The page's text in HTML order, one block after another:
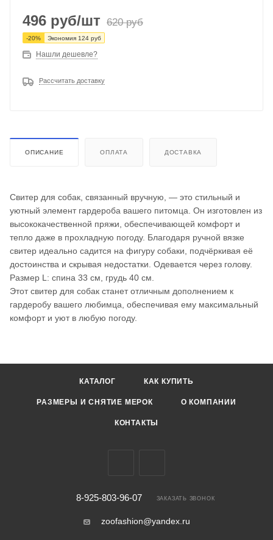
496 руб/шт 620руб
-20% Экономия 124 руб
Нашли дешевле?
Рассчитать доставку
ОПИСАНИЕ ОПЛАТА ДОСТАВКА
Свитер для собак, связанный вручную, — это стильный и
уютный элемент гардероба вашего питомца. Он изготовлен из
высококачественной пряжи, обеспечивающей комфорт и
тепло даже в прохладную погоду. Благодаря ручной вязке
свитер идеально садится на фигуру собаки, подчёркивая её
достоинства и скрывая недостатки. Одевается через голову.
Размер L: спина 33 см, грудь 40 см.
Этот свитер для собак станет отличным дополнением к
гардеробу вашего любимца, обеспечивая ему максимальный
комфорт и уют в любую погоду.
КАТАЛОГ КАК КУПИТЬ
РАЗМЕРЫ И СНЯТИЕ МЕРОК О КОМПАНИИ
КОНТАКТЫ
8-925-803-96-07 ЗАКАЗАТЬ ЗВОНОК
zoofashion@yandex.ru